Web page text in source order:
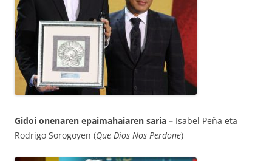
Gidoi onenaren epaimahaiaren saria – Isabel Peña eta
Rodrigo Sorogoyen (Que Dios Nos Perdone)